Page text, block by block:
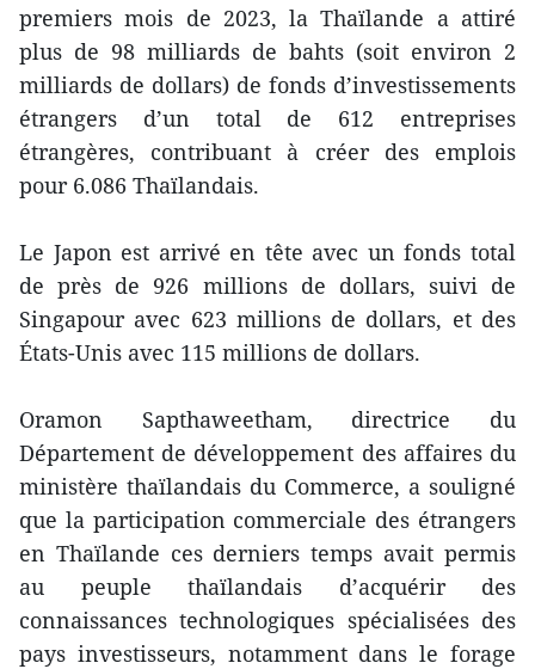
premiers mois de 2023, la Thaïlande a attiré
plus de 98 milliards de bahts (soit environ 2
milliards de dollars) de fonds d’investissements
étrangers d’un total de 612 entreprises
étrangères, contribuant à créer des emplois
pour 6.086 Thaïlandais.
Le Japon est arrivé en tête avec un fonds total
de près de 926 millions de dollars, suivi de
Singapour avec 623 millions de dollars, et des
États-Unis avec 115 millions de dollars.
Oramon Sapthaweetham, directrice du
Département de développement des affaires du
ministère thaïlandais du Commerce, a souligné
que la participation commerciale des étrangers
en Thaïlande ces derniers temps avait permis
au peuple thaïlandais d’acquérir des
connaissances technologiques spécialisées des
pays investisseurs, notamment dans le forage